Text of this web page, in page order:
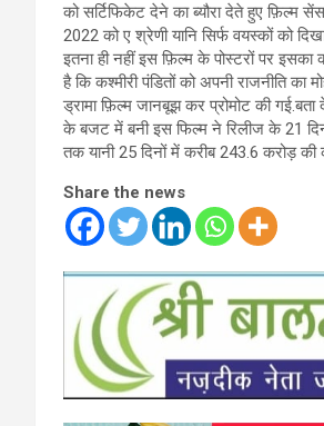
को सर्टिफिकेट देने का ब्यौरा देते हुए फ़िल्म
2022 को ए श्रेणी यानि सिर्फ वयस्कों को
इतना ही नहीं इस फ़िल्म के पोस्टरों पर
है कि कश्मीरी पंडितों को अपनी राजनीति
ड्रामा फ़िल्म जानबूझ कर प्रोमोट की
के बजट में बनी इस फिल्म ने रिलीज के 21
तक यानी 25 दिनों में करीब 243.6 करोड़ की
Share the news